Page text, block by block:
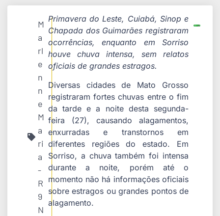
M
a
rl
e
n
n
e
M
a
ri
a
-
R
9
N
Primavera do Leste, Cuiabá, Sinop e
Chapada dos Guimarães registraram
ocorrências, enquanto em Sorriso
houve chuva intensa, sem relatos
oficiais de grandes estragos.
Diversas cidades de Mato Grosso
registraram fortes chuvas entre o fim
da tarde e a noite desta segunda-
feira (27), causando alagamentos,
enxurradas e transtornos em
diferentes regiões do estado. Em
Sorriso, a chuva também foi intensa
durante a noite, porém até o
momento não há informações oficiais
sobre estragos ou grandes pontos de
alagamento.